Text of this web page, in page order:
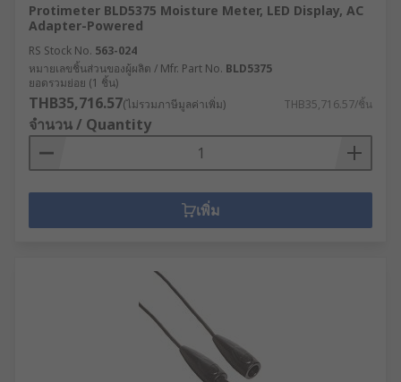
Protimeter BLD5375 Moisture Meter, LED Display, AC
Adapter-Powered
RS Stock No. 563-024
หมายเลขชิ้นส่วนของผู้ผลิต / Mfr. Part No. BLD5375
ยอดรวมย่อย (1 ชิ้น)
THB35,716.57(ไม่รวมภาษีมูลค่าเพิ่ม) THB35,716.57/ชิ้น
จำนวน / Quantity
เพิ่ม